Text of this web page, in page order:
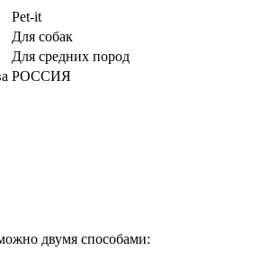
Pet-it
Для собак
Для средних пород
РОССИЯ
двумя способами: